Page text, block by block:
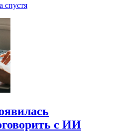
спустя
с ИИ